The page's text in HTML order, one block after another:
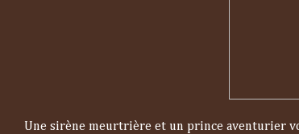
Une sirène meurtrière et un prince aventurier